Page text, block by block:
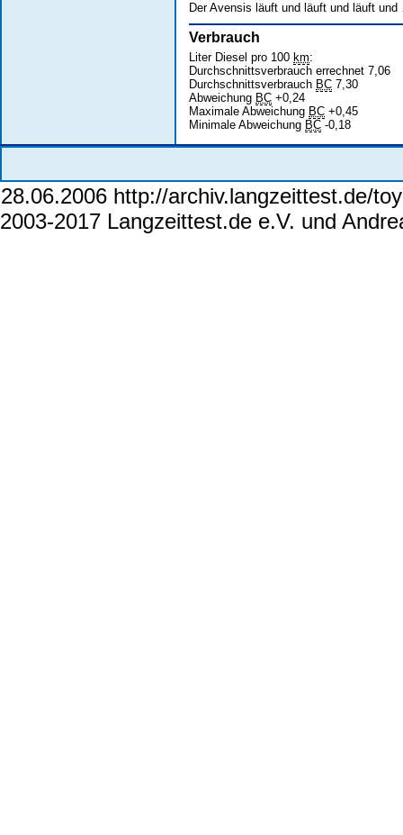
Der Avensis läuft und läuft und läuft
Verbrauch
Liter Diesel pro 100 km:
Durchschnittsverbrauch errechnet 7,06
Durchschnittsverbrauch BC 7,30
Abweichung BC +0,24
Maximale Abweichung BC +0,45
Minimale Abweichung BC -0,18
28.06.2006 http://archiv.langzeittest.de/
2003-2017 Langzeittest.de e.V. und